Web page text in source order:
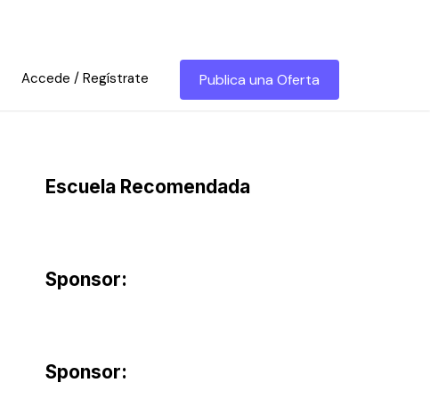
Accede / Regístrate Publica una Oferta
Escuela Recomendada
Sponsor:
Sponsor: